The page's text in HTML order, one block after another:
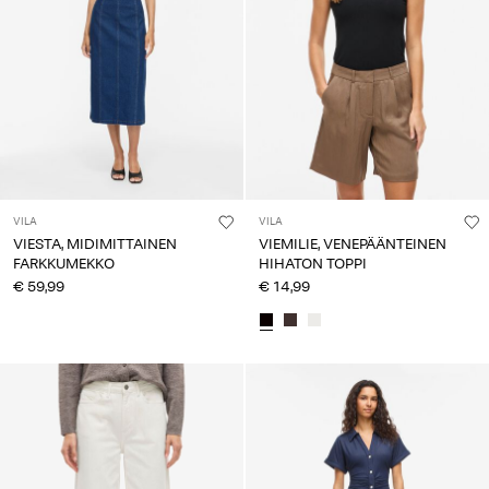
Kysyttävää?
VILA
VIESTA, MIDIMITTAINEN
FARKKUMEKKO
€ 59,99
VILA
VIEMILIE, VENEPÄÄNTEINEN
HIHATON TOPPI
€ 14,99